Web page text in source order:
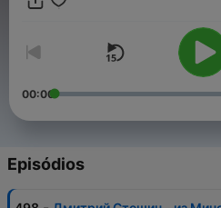
00:00
Episódios